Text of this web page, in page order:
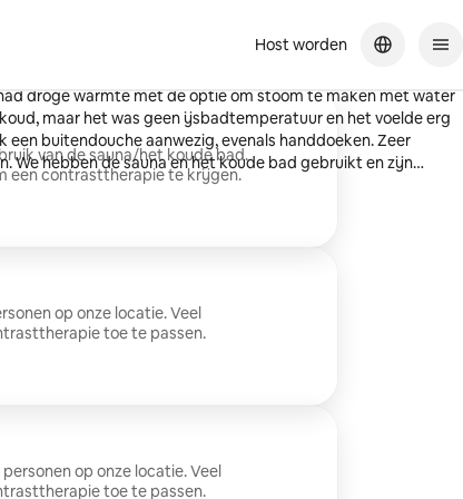
Host worden
van de sauna/het koude bad.
een contrasttherapie te krijgen.
op onze locatie. Veel
toe te passen.
op onze locatie. Veel
toe te passen.
tijd gehad. De sauna was erg fijn en we voelden ons daarna
droge warmte met de optie om stoom te maken met water
maar het was geen ijsbadtemperatuur en het voelde erg
buitendouche aanwezig, evenals handdoeken. Zeer
We hebben de sauna en het koude bad gebruikt en zijn
aan onze middag.